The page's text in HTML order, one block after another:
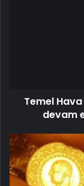
Temel
devam